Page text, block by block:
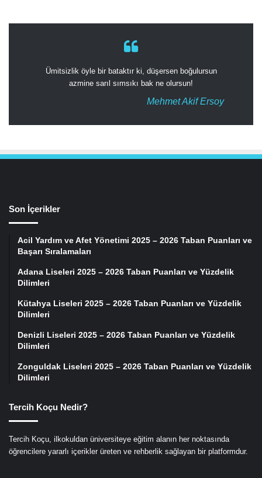
Ümitsizlik öyle bir bataktır ki, düşersen boğulursun
azmine sarıl sımsıkı bak ne olursun!
Mehmet Akif Ersoy
Son İçerikler
Acil Yardım ve Afet Yönetimi 2025 – 2026 Taban Puanları ve
Başarı Sıralamaları
Adana Liseleri 2025 – 2026 Taban Puanları ve Yüzdelik
Dilimleri
Kütahya Liseleri 2025 – 2026 Taban Puanları ve Yüzdelik
Dilimleri
Denizli Liseleri 2025 – 2026 Taban Puanları ve Yüzdelik
Dilimleri
Zonguldak Liseleri 2025 – 2026 Taban Puanları ve Yüzdelik
Dilimleri
Tercih Koçu Nedir?
Tercih Koçu, ilkokuldan üniversiteye eğitim alanın her noktasında
öğrencilere yararlı içerikler üreten ve rehberlik sağlayan bir platformdur.